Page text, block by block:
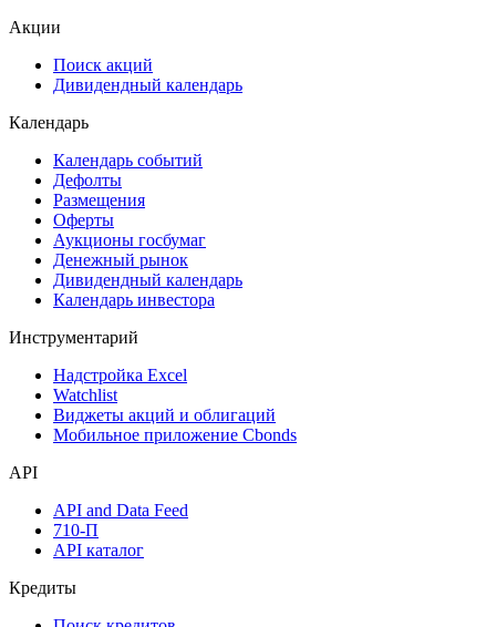
ESG
Самые популярные облигации на Cbonds.ru
Дивидендный календарь
Календарь
Календарь событий
Дефолты
Размещения
Оферты
Аукционы госбумаг
Денежный рынок
Календарь инвестора
Инструментарий
Надстройка Excel
Мобильное приложение Cbonds
API
API and Data Feed